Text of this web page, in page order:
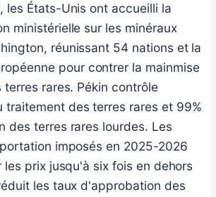
les États-Unis ont accueilli la
ministérielle sur les minéraux
réunissant 54 nations et la
pour contrer la mainmise
terres rares. Pékin contrôle
traitement des terres rares et 99%
des terres rares lourdes. Les
imposés en 2025-2026
prix jusqu'à six fois en dehors
les taux d'approbation des